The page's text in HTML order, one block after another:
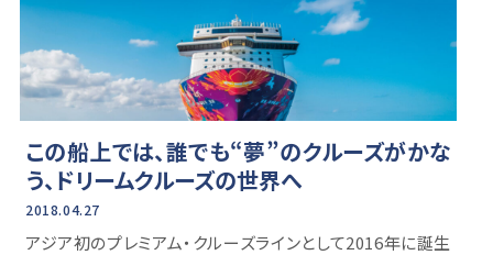
この船上では、誰でも“夢”のクルーズがかな
う、ドリームクルーズの世界へ
2018.04.27
アジア初のプレミアム・クルーズラインとして2016年に誕生